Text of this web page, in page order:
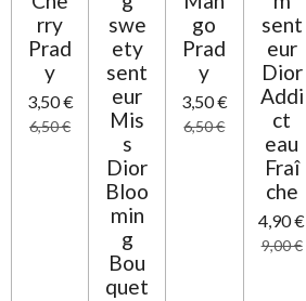
rry
Prad
y
3,50 €
6,50 €
swe
ety
sent
eur
Mis
s
Dior
Bloo
min
g
Bou
quet
go
Prad
y
3,50 €
6,50 €
sent
eur
Dior
Addi
ct
eau
Fraî
che
4,90 €
9,00 €